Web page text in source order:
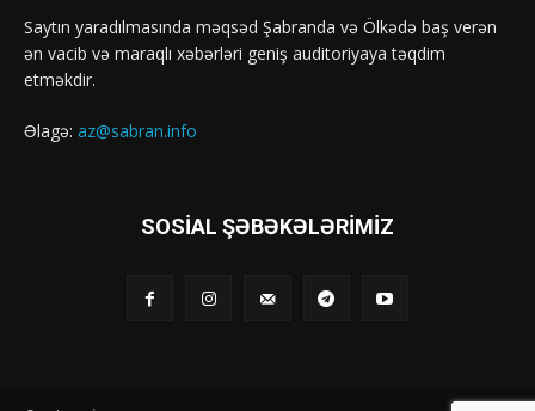
Saytın yaradılmasında məqsəd Şabranda və Ölkədə baş verən
ən vacib və maraqlı xəbərləri geniş auditoriyaya təqdim
etməkdir.
Əlagə: az@sabran.info
SOSIAL ŞƏBƏKƏLƏRIMIZ